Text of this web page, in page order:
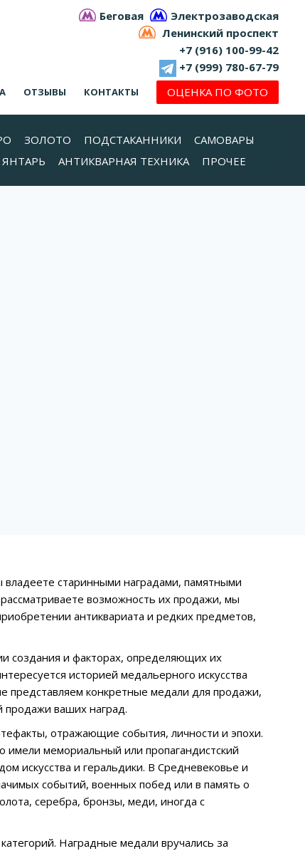
Беговая
Электрозаводская
Ленинский проспект
+7 (916) 100-99-42
+7 (999) 780-67-79
ОТЗЫВЫ КОНТАКТЫ ОЦЕНКА ПО ФОТО
ЗОЛОТО ПОДСТАКАННИКИ
САМОВАРЫ
ЯНТАРЬ АНТИКВАРНАЯ ТЕХНИКА ПРОЧЕЕ
старинными наградами, памятными
возможность их продажи, мы
антиквариата и редких предметов,
создания и факторах, определяющих их
историей медальерного искусства
представляем конкретные медали для продажи,
продажи ваших наград.
отражающие события, личности и эпохи.
имели мемориальный или пропагандистский
искусства и геральдики. В Средневековье и
событий, военных побед или в память о
серебра, бронзы, меди, иногда с
Наградные медали вручались за